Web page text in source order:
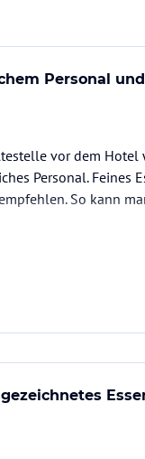
Personal
vor dem
Personal. Feines
So kann
wir immer sehr